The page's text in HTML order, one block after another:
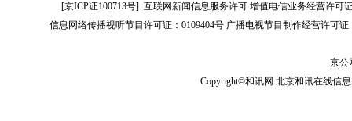
[京ICP证100713号]互联网新闻信息服务许可 增值电信业务经营许可
信息网络传播视听节目许可证：0109404号 广播电视节目制作经营许可证
京公
Copyright©和讯网 北京和讯在线信